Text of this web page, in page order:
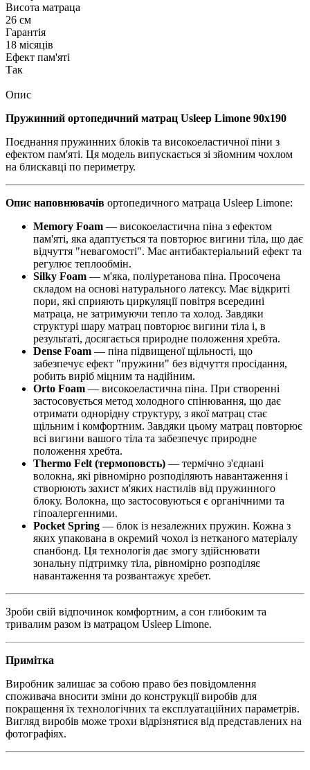
Висота матраца
26 см
Гарантія
18 місяців
Ефект пам'яті
Так
Опис
Пружинний ортопедичний матрац Usleep Limone 90х190
Поєднання пружинних блоків та високоеластичної піни з
ефектом пам'яті. Ця модель випускається зі зйомним чохлом
на блискавці по периметру.
Опис наповнювачів ортопедичного матраца Usleep Limone:
Memory Foam — високоеластична піна з ефектом
пам'яті, яка адаптується та повторює вигини тіла, що дає
відчуття "невагомості". Має антибактеріальний ефект та
регулює теплообмін.
Silky Foam — м'яка, поліуретанова піна. Просочена
складом на основі натурального латексу. Має відкриті
пори, які сприяють циркуляції повітря всередині
матраца, не затримуючи тепло та холод. Завдяки
структурі шару матрац повторює вигини тіла і, в
результаті, досягається природне положення хребта.
Dense Foam — піна підвищеної щільності, що
забезпечує ефект "пружини" без відчуття просідання,
робить виріб міцним та надійним.
Orto Foam — високоеластична піна. При створенні
застосовується метод холодного спінювання, що дає
отримати однорідну структуру, з якої матрац стає
щільним і комфортним. Завдяки цьому матрац повторює
всі вигини вашого тіла та забезпечує природне
положення хребта.
Thermo Felt (термоповсть) — термічно з'єднані
волокна, які рівномірно розподіляють навантаження і
створюють захист м'яких настилів від пружинного
блоку. Волокна, що застосовуються є органічними та
гіпоалергенними.
Pocket Spring — блок із незалежних пружин. Кожна з
яких упакована в окремий чохол із нетканого матеріалу
спанбонд. Ця технологія дає змогу здійснювати
зональну підтримку тіла, рівномірно розподіляє
навантаження та розвантажує хребет.
Зроби свій відпочинок комфортним, а сон глибоким та
тривалим разом із матрацом Usleep Limone.
Примітка
Виробник залишає за собою право без повідомлення
споживача вносити зміни до конструкції виробів для
покращення їх технологічних та експлуатаційних параметрів.
Вигляд виробів може трохи відрізнятися від представлених на
фотографіях.